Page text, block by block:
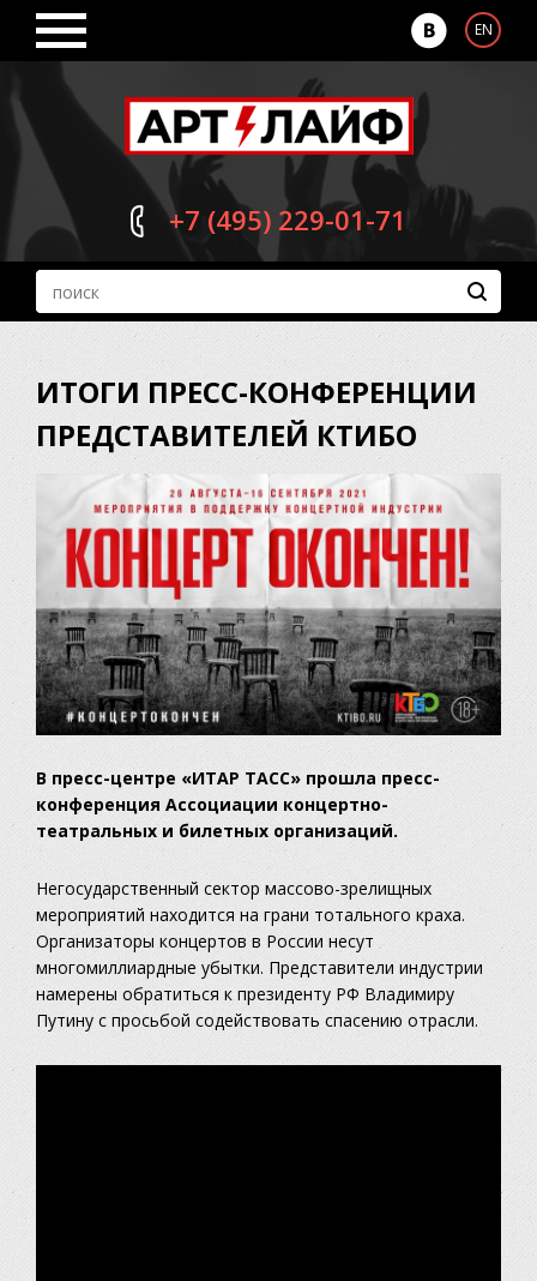
EN
+7 (495) 229-01-71
ИТОГИ ПРЕСС-КОНФЕРЕНЦИИ
ПРЕДСТАВИТЕЛЕЙ КТИБО
В пресс-центре «ИТАР ТАСС» прошла пресс-
конференция Ассоциации концертно-
театральных и билетных организаций.
Негосударственный сектор массово-зрелищных
мероприятий находится на грани тотального краха.
Организаторы концертов в России несут
многомиллиардные убытки. Представители индустрии
намерены обратиться к президенту РФ Владимиру
Путину с просьбой содействовать спасению отрасли.